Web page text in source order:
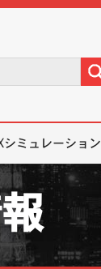
シミュレーション